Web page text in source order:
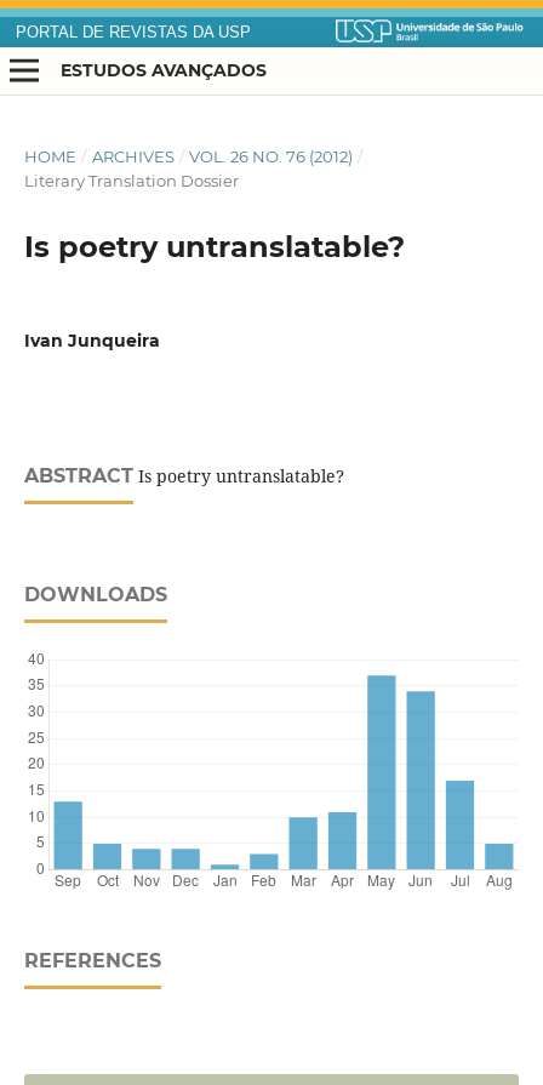
PORTAL DE REVISTAS DA USP
ESTUDOS AVANÇADOS
HOME / ARCHIVES / VOL. 26 NO. 76 (2012) /
Literary Translation Dossier
Is poetry untranslatable?
Ivan Junqueira
ABSTRACTIs poetry untranslatable?
DOWNLOADS
REFERENCES